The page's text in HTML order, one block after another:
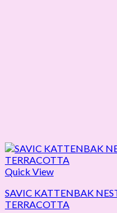
Quick View
SAVIC KATTENBAK
TERRACOTTA